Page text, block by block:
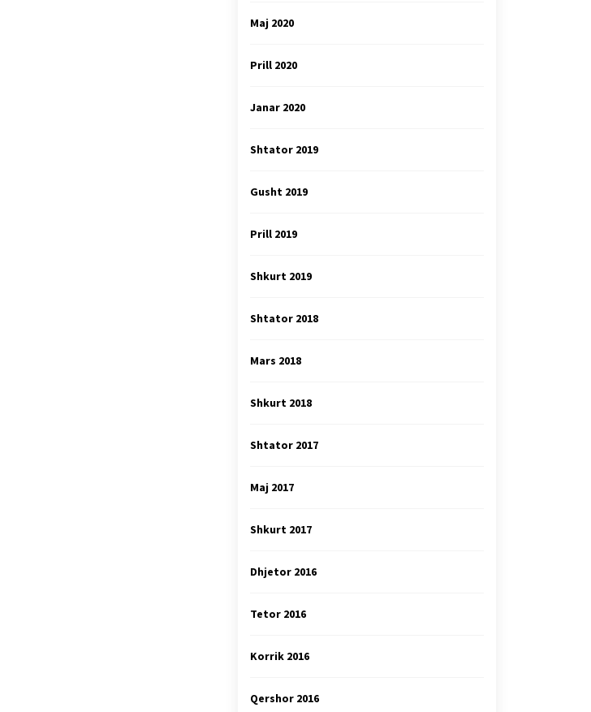
Maj 2020
Prill 2020
Janar 2020
Shtator 2019
Gusht 2019
Prill 2019
Shkurt 2019
Shtator 2018
Mars 2018
Shkurt 2018
Shtator 2017
Maj 2017
Shkurt 2017
Dhjetor 2016
Tetor 2016
Korrik 2016
Qershor 2016